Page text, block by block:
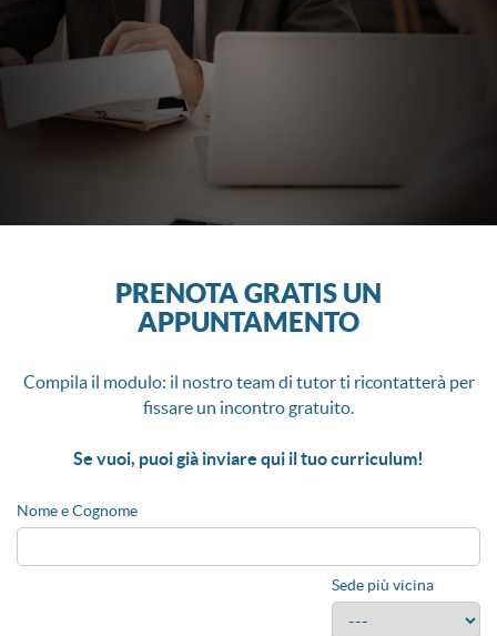
PRENOTA GRATIS UN
APPUNTAMENTO
Compila il modulo: il nostro team di tutor ti ricontatterà per
fissare un incontro gratuito.
Se vuoi, puoi già inviare qui il tuo curriculum!
Nome e Cognome
Sede più vicina